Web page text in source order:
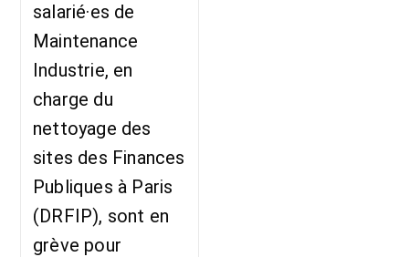
salarié·es de
Maintenance
Industrie, en
charge du
nettoyage des
sites des Finances
Publiques à Paris
(DRFIP), sont en
grève pour